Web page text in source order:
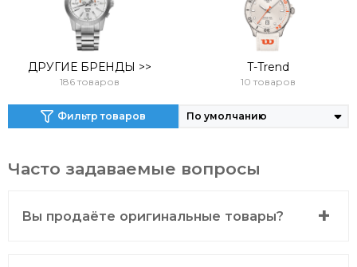
ДРУГИЕ БРЕНДЫ >>
186 товаров
T-Trend
10 товаров
Фильтр товаров
Часто задаваемые вопросы
Вы продаёте оригинальные товары?